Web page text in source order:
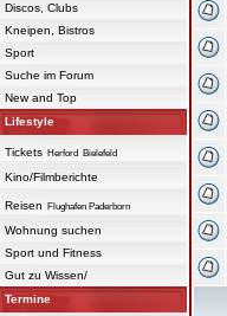
Discos, Clubs
Kneipen, Bistros
Sport
Suche im Forum
New and Top
Lifestyle
Tickets Herford Bielefeld
Kino/Filmberichte
Reisen Flughafen Paderborn
Wohnung suchen
Sport und Fitness
Gut zu Wissen/
Termine